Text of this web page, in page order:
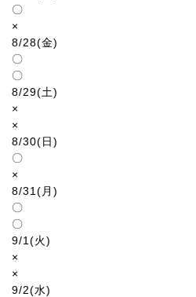
〇
×
8/28(金)
〇
〇
8/29(土)
×
×
8/30(日)
〇
×
8/31(月)
〇
〇
9/1(火)
×
×
9/2(水)